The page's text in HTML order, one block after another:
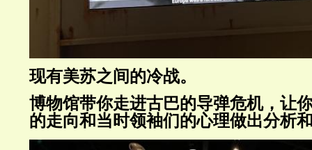
现有美苏之间的冷战。
博物馆带你走进古巴的导弹危机，让
的走向和当时领袖们的心理做出分析